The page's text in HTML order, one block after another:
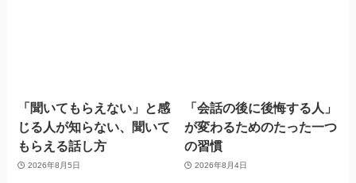
「聞いてもらえない」と感
じる人が知らない、聞いて
もらえる話し方
2026年8月5日
「会話の後に後悔する人」
が変わるためのたった一つ
の習慣
2026年8月4日